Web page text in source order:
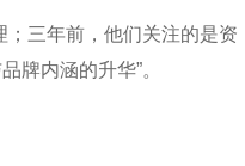
；三年前，他们关注的是资
牌内涵的升华”。